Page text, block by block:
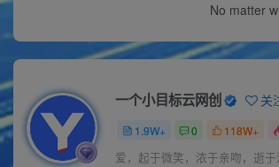
No matter
一个小目标云网创 关
1.9W+ 0 118W+
爱，起于微笑，浓于亲吻，逝于